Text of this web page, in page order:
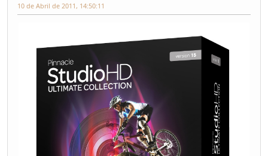
10 de Abril de 2011, 14:50:11